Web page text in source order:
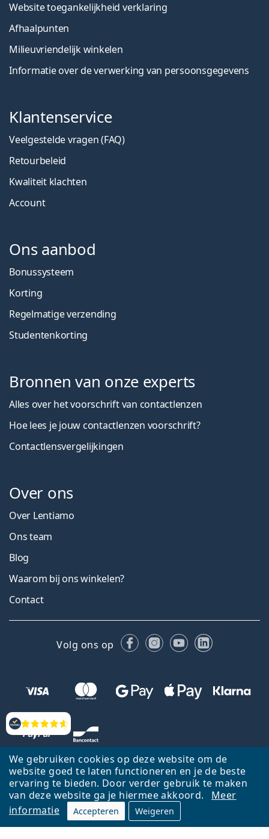
We gebruiken cookies op deze website om de
website goed te laten functioneren en je de beste
ervaring te bieden. Door verder gebruik te maken
van deze website ga je hiermee akkoord.
Meer
informatie
Accepteren Weigeren
Beoordelingen
Website toegankelijkheid verklaring
Afhaalpunten
Milieuvriendelijk winkelen
Informatie over de verwerking van persoonsgegevens
Klantenservice
Veelgestelde vragen (FAQ)
Retourbeleid
Kwaliteit klachten
Account
Ons aanbod
Bonussysteem
Korting
Regelmatige verzending
Studentenkorting
Bronnen van onze experts
Alles over het voorschrift van contactlenzen
Hoe lees je jouw contactlenzen voorschrift?
Contactlensvergelijkingen
Over ons
Over Lentiamo
Ons team
Blog
Waarom bij ons winkelen?
Contact
Volg ons op FacebookInstagram
YouTubeLinkedIn
Terug naar de homepagina Ga omhoog